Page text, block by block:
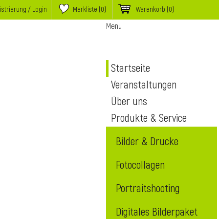
/ Login Merkliste (0) Warenkorb (0)
Menu
Startseite
Veranstaltungen
Über uns
Produkte & Service
Bilder & Drucke
Fotocollagen
Portraitshooting
Digitales Bilderpaket